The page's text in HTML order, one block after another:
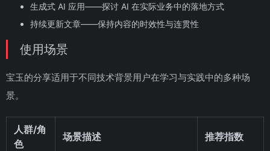
生成式 AI 应用——探讨 AI 在实际业务中的落地方式
持续更新文章——保持内容的时效性与连贯性
使用场景
宝玉的分享适用于不同技术背景用户在学习与实践中的多种场
景。
人群/角
色
场景描述 推荐指数